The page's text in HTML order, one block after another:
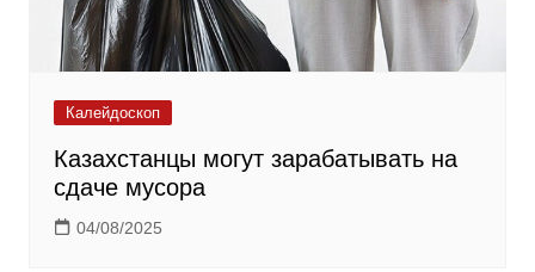
Калейдоскоп
Казахстанцы могут зарабатывать на
сдаче мусора
04/08/2025